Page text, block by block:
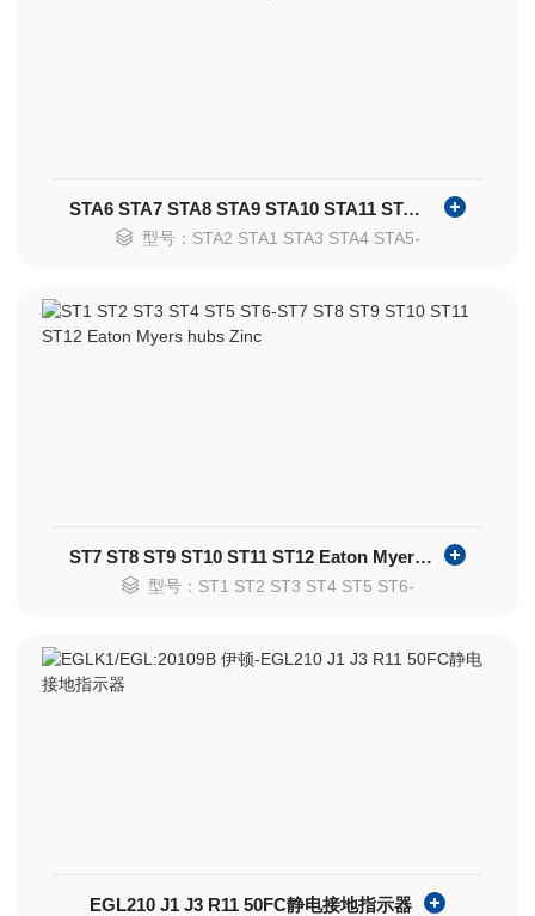
STA6 STA7 STA8 STA9 STA10 STA11 STA12 Eaton Myers
型号：STA2 STA1 STA3 STA4 STA5-
ST7 ST8 ST9 ST10 ST11 ST12 Eaton Myers hubs Zinc
型号：ST1 ST2 ST3 ST4 ST5 ST6-
EGL210 J1 J3 R11 50FC静电接地指示器